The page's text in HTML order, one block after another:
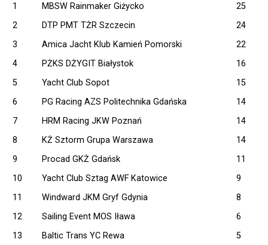
1
MBSW Rainmaker Giżycko
25
2
DTP PMT TŻR Szczecin
24
3
Amica Jacht Klub Kamień Pomorski
22
4
PŻKS DŻYGIT Białystok
16
5
Yacht Club Sopot
15
6
PG Racing AZS Politechnika Gdańska
14
7
HRM Racing JKW Poznań
14
8
KŻ Sztorm Grupa Warszawa
14
9
Procad GKŻ Gdańsk
11
10
Yacht Club Sztag AWF Katowice
9
11
Windward JKM Gryf Gdynia
8
12
Sailing Event MOS Iława
6
13
Baltic Trans YC Rewa 5